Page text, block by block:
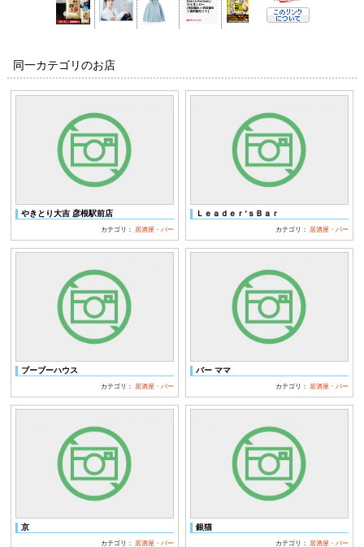
同一カテゴリのお店
やきとり大吉 彦根駅前店
カテゴリ： 居酒屋・バー
Ｌｅａｄｅｒ’ｓＢａｒ
カテゴリ： 居酒屋・バー
ブーブーハウス
カテゴリ： 居酒屋・バー
バー ママ
カテゴリ： 居酒屋・バー
京
カテゴリ： 居酒屋・バー
銀猫
カテゴリ： 居酒屋・バー